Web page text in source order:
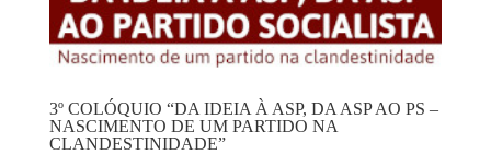
3º COLÓQUIO “DA IDEIA À ASP, DA ASP AO PS –
NASCIMENTO DE UM PARTIDO NA
CLANDESTINIDADE”